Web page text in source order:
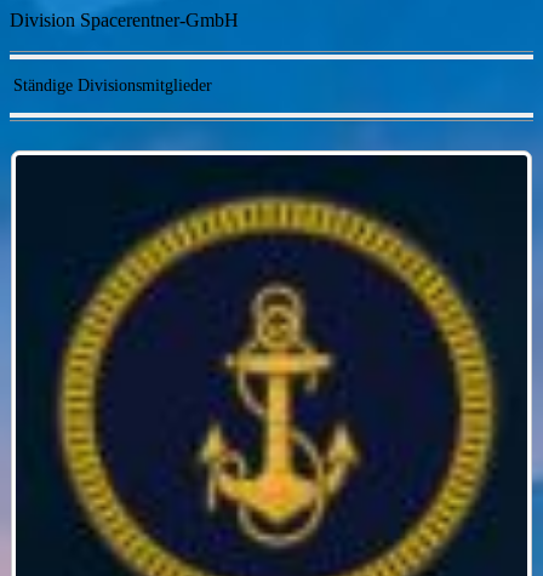
Division Spacerentner-GmbH
Ständige Divisionsmitglieder